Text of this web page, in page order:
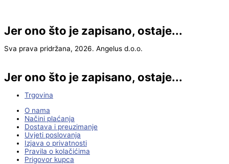
Jer ono što je zapisano, ostaje...
Sva prava pridržana, 2026. Angelus d.o.o.
Jer ono što je zapisano, ostaje...
Trgovina
O nama
Načini plaćanja
Dostava i preuzimanje
Uvjeti poslovanja
Izjava o privatnosti
Pravila o kolačićima
Prigovor kupca